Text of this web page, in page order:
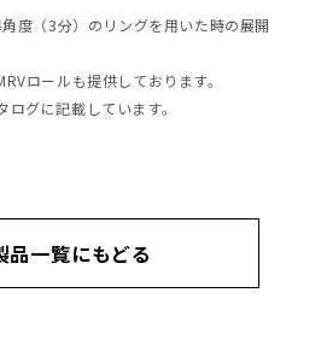
度（3分）のリングを用いた時の展開
ロールも提供しております。
グに記載しています。
品一覧にもどる